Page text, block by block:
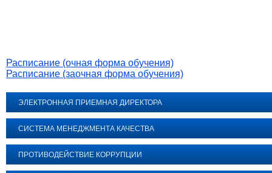
Расписание (очная форма обучения)
Расписание (заочная форма обучения)
ЭЛЕКТРОННАЯ ПРИЕМНАЯ ДИРЕКТОРА
СИСТЕМА МЕНЕДЖМЕНТА КАЧЕСТВА
ПРОТИВОДЕЙСТВИЕ КОРРУПЦИИ